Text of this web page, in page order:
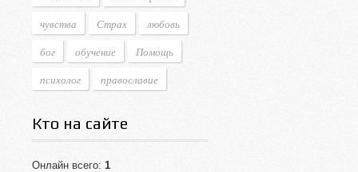
чувства
Страх
любовь
бог
обучение
Помощь
психолог
православие
Кто на сайте
Онлайн всего: 1